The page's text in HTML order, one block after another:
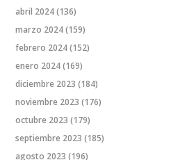
abril 2024(136)
marzo 2024(159)
febrero 2024(152)
enero 2024(169)
diciembre 2023 (184)
noviembre 2023 (176)
octubre 2023 (179)
septiembre 2023 (185)
agosto 2023 (196)